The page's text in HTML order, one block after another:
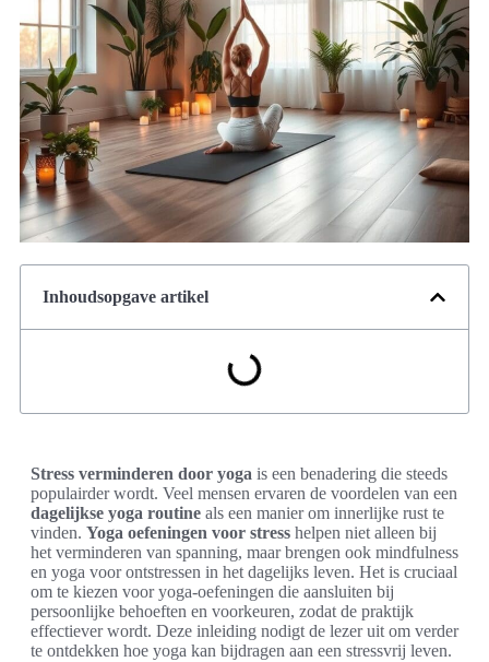
Inhoudsopgave artikel
Stress verminderen door yoga is een benadering die steeds
populairder wordt. Veel mensen ervaren de voordelen van een
dagelijkse yoga routine als een manier om innerlijke rust te
vinden. Yoga oefeningen voor stress helpen niet alleen bij
het verminderen van spanning, maar brengen ook mindfulness
en yoga voor ontstressen in het dagelijks leven. Het is cruciaal
om te kiezen voor yoga-oefeningen die aansluiten bij
persoonlijke behoeften en voorkeuren, zodat de praktijk
effectiever wordt. Deze inleiding nodigt de lezer uit om verder
te ontdekken hoe yoga kan bijdragen aan een stressvrij leven.